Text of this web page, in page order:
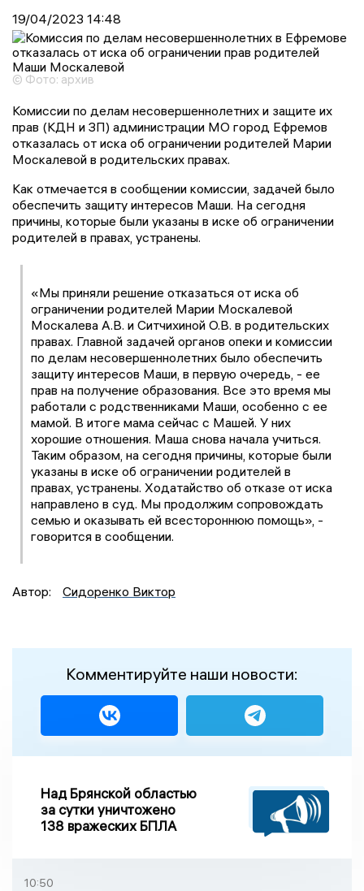
19/04/2023 14:48
© Фото: архив
Комиссии по делам несовершеннолетних и защите их
прав (КДН и ЗП) администрации МО город Ефремов
отказалась от иска об ограничении родителей Марии
Москалевой в родительских правах.
Как отмечается в сообщении комиссии, задачей было
обеспечить защиту интересов Маши. На сегодня
причины, которые были указаны в иске об ограничении
родителей в правах, устранены.
«Мы приняли решение отказаться от иска об
ограничении родителей Марии Москалевой
Москалева А.В. и Ситчихиной О.В. в родительских
правах. Главной задачей органов опеки и комиссии
по делам несовершеннолетних было обеспечить
защиту интересов Маши, в первую очередь, - ее
прав на получение образования. Все это время мы
работали с родственниками Маши, особенно с ее
мамой. В итоге мама сейчас с Машей. У них
хорошие отношения. Маша снова начала учиться.
Таким образом, на сегодня причины, которые были
указаны в иске об ограничении родителей в
правах, устранены. Ходатайство об отказе от иска
направлено в суд. Мы продолжим сопровождать
семью и оказывать ей всестороннюю помощь», -
говорится в сообщении.
Автор: Сидоренко Виктор
Комментируйте наши новости:
Над Брянской областью
за сутки уничтожено
138 вражеских БПЛА
10:50